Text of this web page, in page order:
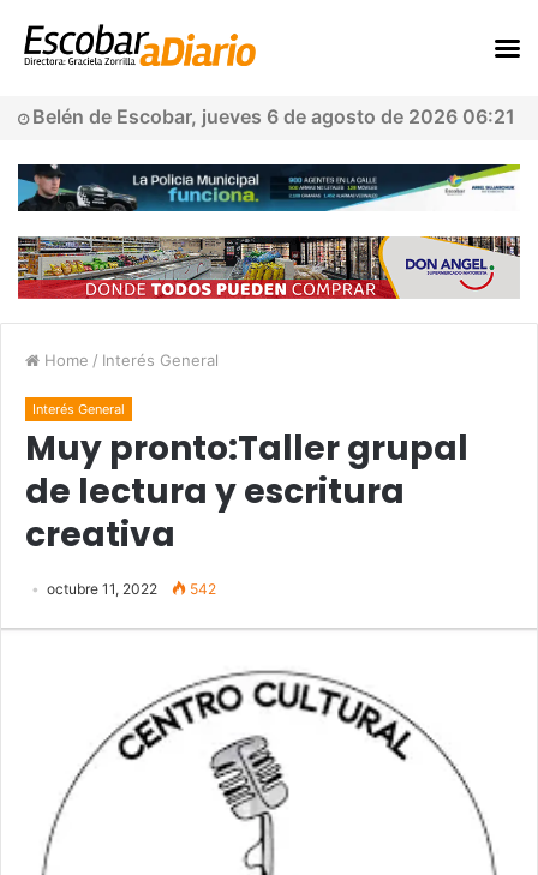
Belén de Escobar, jueves 6 de agosto de 2026 06:21
Home / Interés General
Interés General
Muy pronto:Taller grupal
de lectura y escritura
creativa
octubre 11, 2022 542